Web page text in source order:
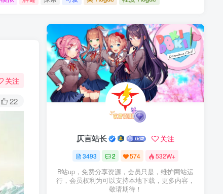
关注
22
仄言站长 关注
3493 2 574 532W+
B站up，免费分享资源，会员只是，维护网站运
行，会员权利为可以支持本地下载，更多内容，
敬请期待！